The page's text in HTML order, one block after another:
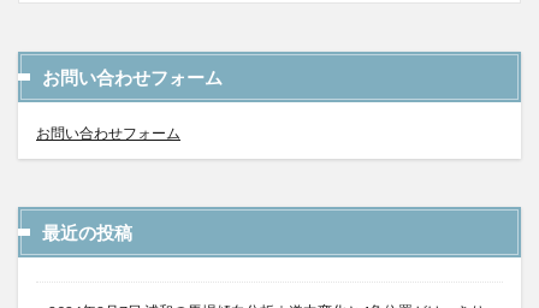
お問い合わせフォーム
お問い合わせフォーム
最近の投稿